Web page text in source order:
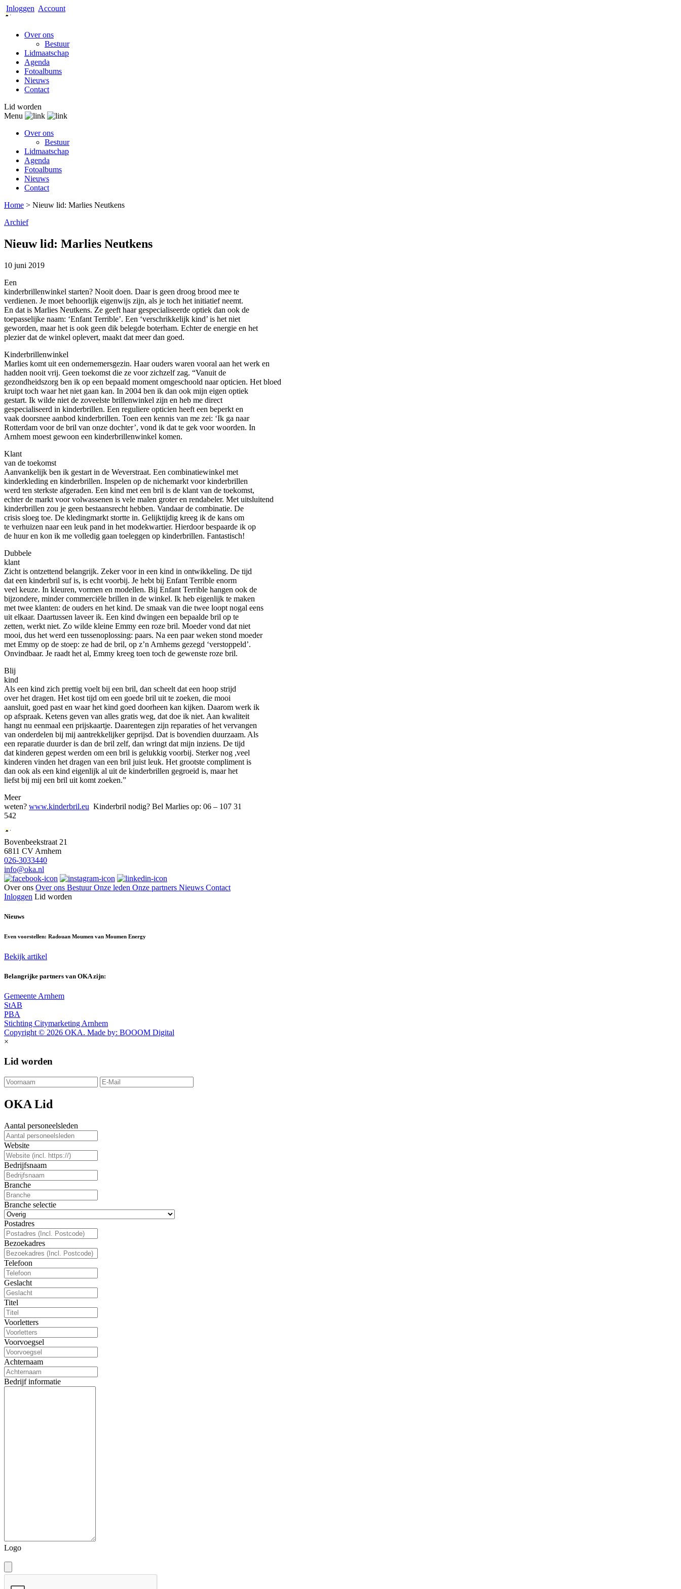
Inloggen Account
Over ons
Bestuur
Lidmaatschap
Agenda
Fotoalbums
Nieuws
Contact
Lid worden
Menu
Over ons
Bestuur
Lidmaatschap
Agenda
Fotoalbums
Nieuws
Contact
Home > Nieuw lid: Marlies Neutkens
Archief
Nieuw lid: Marlies Neutkens
10 juni 2019
Een
kinderbrillenwinkel starten? Nooit doen. Daar is geen droog brood mee te
verdienen. Je moet behoorlijk eigenwijs zijn, als je toch het initiatief neemt.
En dat is Marlies Neutkens. Ze geeft haar gespecialiseerde optiek dan ook de
toepasselijke naam: ‘Enfant Terrible’. Een ‘verschrikkelijk kind’ is het niet
geworden, maar het is ook geen dik belegde boterham. Echter de energie en het
plezier dat de winkel oplevert, maakt dat meer dan goed.
Kinderbrillenwinkel
Marlies komt uit een ondernemersgezin. Haar ouders waren vooral aan het werk en
hadden nooit vrij. Geen toekomst die ze voor zichzelf zag. “Vanuit de
gezondheidszorg ben ik op een bepaald moment omgeschoold naar opticien. Het bloed
kruipt toch waar het niet gaan kan. In 2004 ben ik dan ook mijn eigen optiek
gestart. Ik wilde niet de zoveelste brillenwinkel zijn en heb me direct
gespecialiseerd in kinderbrillen. Een reguliere opticien heeft een beperkt en
vaak doorsnee aanbod kinderbrillen. Toen een kennis van me zei: ‘Ik ga naar
Rotterdam voor de bril van onze dochter’, vond ik dat te gek voor woorden. In
Arnhem moest gewoon een kinderbrillenwinkel komen.
Klant
van de toekomst
Aanvankelijk ben ik gestart in de Weverstraat. Een combinatiewinkel met
kinderkleding en kinderbrillen. Inspelen op de nichemarkt voor kinderbrillen
werd ten sterkste afgeraden. Een kind met een bril is de klant van de toekomst,
echter de markt voor volwassenen is vele malen groter en rendabeler. Met uitsluitend
kinderbrillen zou je geen bestaansrecht hebben. Vandaar de combinatie. De
crisis sloeg toe. De kledingmarkt stortte in. Gelijktijdig kreeg ik de kans om
te verhuizen naar een leuk pand in het modekwartier. Hierdoor bespaarde ik op
de huur en kon ik me volledig gaan toeleggen op kinderbrillen. Fantastisch!
Dubbele
klant
Zicht is ontzettend belangrijk. Zeker voor in een kind in ontwikkeling. De tijd
dat een kinderbril suf is, is echt voorbij. Je hebt bij Enfant Terrible enorm
veel keuze. In kleuren, vormen en modellen. Bij Enfant Terrible hangen ook de
bijzondere, minder commerciële brillen in de winkel. Ik heb eigenlijk te maken
met twee klanten: de ouders en het kind. De smaak van die twee loopt nogal eens
uit elkaar. Daartussen laveer ik. Een kind dwingen een bepaalde bril op te
zetten, werkt niet. Zo wilde kleine Emmy een roze bril. Moeder vond dat niet
mooi, dus het werd een tussenoplossing: paars. Na een paar weken stond moeder
met Emmy op de stoep: ze had de bril, op z’n Arnhems gezegd ‘verstoppeld’.
Onvindbaar. Je raadt het al, Emmy kreeg toen toch de gewenste roze bril.
Blij
kind
Als een kind zich prettig voelt bij een bril, dan scheelt dat een hoop strijd
over het dragen. Het kost tijd om een goede bril uit te zoeken, die mooi
aansluit, goed past en waar het kind goed doorheen kan kijken. Daarom werk ik
op afspraak. Ketens geven van alles gratis weg, dat doe ik niet. Aan kwaliteit
hangt nu eenmaal een prijskaartje. Daarentegen zijn reparaties of het vervangen
van onderdelen bij mij aantrekkelijker geprijsd. Dat is bovendien duurzaam. Als
een reparatie duurder is dan de bril zelf, dan wringt dat mijn inziens. De tijd
dat kinderen gepest werden om een bril is gelukkig voorbij. Sterker nog ,veel
kinderen vinden het dragen van een bril juist leuk. Het grootste compliment is
dan ook als een kind eigenlijk al uit de kinderbrillen gegroeid is, maar het
liefst bij mij een bril uit komt zoeken.”
Meer
weten? www.kinderbril.eu Kinderbril nodig? Bel Marlies op: 06 – 107 31
542
Bovenbeekstraat 21
6811 CV Arnhem
026-3033440
info@oka.nl
Over ons Over ons BestuurOnze leden Onze partners Nieuws Contact
Inloggen Lid worden
Nieuws
Even voorstellen: Radouan Moumen van Moumen Energy
Bekijk artikel
Belangrijke partners van OKA zijn:
Gemeente Arnhem
StAB
PBA
Stichting Citymarketing Arnhem
Copyright © 2026 OKA. Made by: BOOOM Digital
×
Lid worden
OKA Lid
Aantal personeelsleden
Website
Bedrijfsnaam
Branche
Branche selectie
Postadres
Bezoekadres
Telefoon
Geslacht
Titel
Voorletters
Voorvoegsel
Achternaam
Bedrijf informatie
Logo